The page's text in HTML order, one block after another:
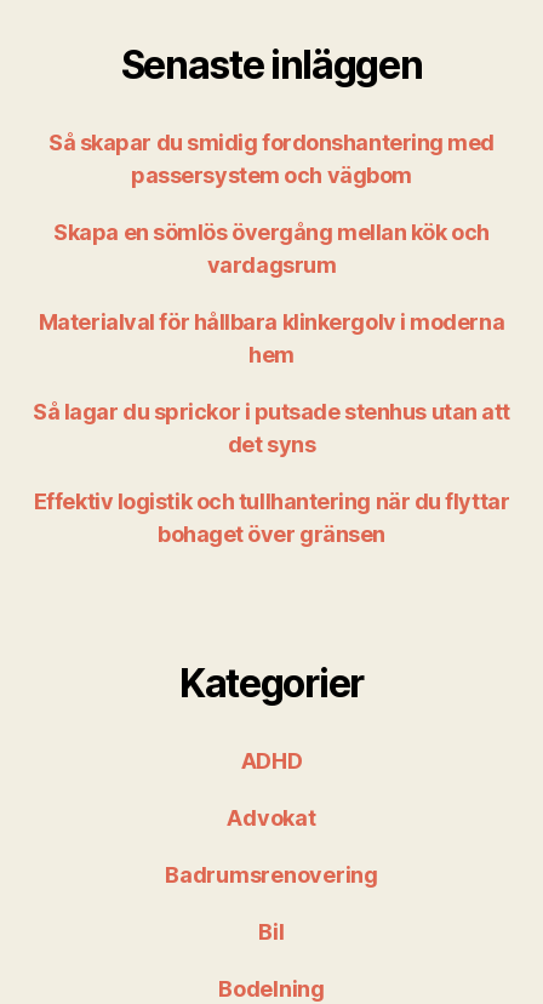
Senaste inläggen
Så skapar du smidig fordonshantering med
passersystem och vägbom
Skapa en sömlös övergång mellan kök och
vardagsrum
Materialval för hållbara klinkergolv i moderna
hem
Så lagar du sprickor i putsade stenhus utan att
det syns
Effektiv logistik och tullhantering när du flyttar
bohaget över gränsen
Kategorier
ADHD
Advokat
Badrumsrenovering
Bil
Bodelning